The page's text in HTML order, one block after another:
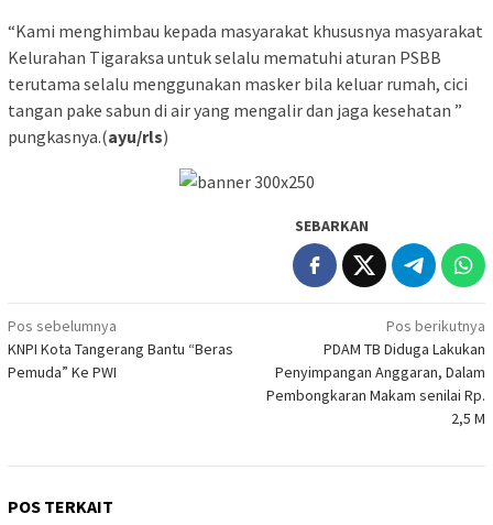
“Kami menghimbau kepada masyarakat khususnya masyarakat
Kelurahan Tigaraksa untuk selalu mematuhi aturan PSBB
terutama selalu menggunakan masker bila keluar rumah, cici
tangan pake sabun di air yang mengalir dan jaga kesehatan ”
pungkasnya.(ayu/rls)
SEBARKAN
Navigasi
pos
Pos sebelumnya
KNPI Kota Tangerang Bantu “Beras
Pemuda” Ke PWI
Pos berikutnya
PDAM TB Diduga Lakukan
Penyimpangan Anggaran, Dalam
Pembongkaran Makam senilai Rp.
2,5 M
POS TERKAIT